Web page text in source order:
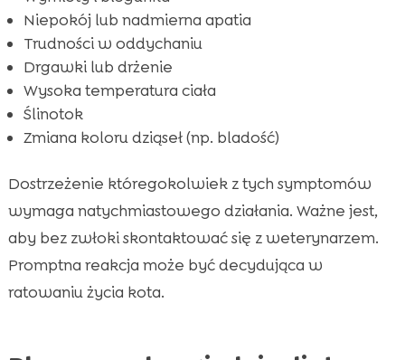
Niepokój lub nadmierna apatia
Trudności w oddychaniu
Drgawki lub drżenie
Wysoka temperatura ciała
Ślinotok
Zmiana koloru dziąseł (np. bladość)
Dostrzeżenie któregokolwiek z tych symptomów
wymaga natychmiastowego działania. Ważne jest,
aby bez zwłoki skontaktować się z weterynarzem.
Promptna reakcja może być decydująca w
ratowaniu życia kota.